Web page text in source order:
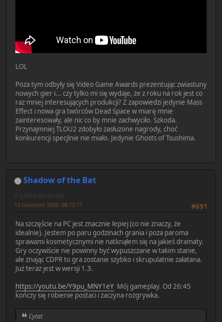
LOL
Poza tym odbyły się Video Game Awards prezentując zwiastuny
nowych gier i... czy tylko mi się wydaje, że z roku na rok jest co
raz mniej interesujących produkcji? Z zapowiedzi jedynie Mass
Effect i nowa gra twórców Dead Space w miarę mnie
zainteresowały, ale nic co by mnie zachwyciło. Szkoda.
Przynajmniej TLOU2 zdobyło zasłużone nagrody, choć
konkurencji specjlnie nie miało. Jedynie Ghosts of Tsushima.
Shadow of the Bat
#691
12 Grudzień 2020, 08:12:17
Na szczęście na PC jest znacznie lepiej (co nie znaczy, że
idealnie). Jestem po paru godzinach grania i poza paroma
sprawami kosmetycznymi nie natknąłem się na jakieś dramaty.
Gry oczywiście nie powinny być wypuszczane w takim stanie,
ale znając CDPR to gra zostanie szybko i skrupulatnie załatana.
Już teraz jest w wersji 1.3.
https://youtu.be/Y9pu_MNY1eY Mój gameplay. Od 26:45
kończy się robienie postaci i zaczyna rozgrywka.
Cytat